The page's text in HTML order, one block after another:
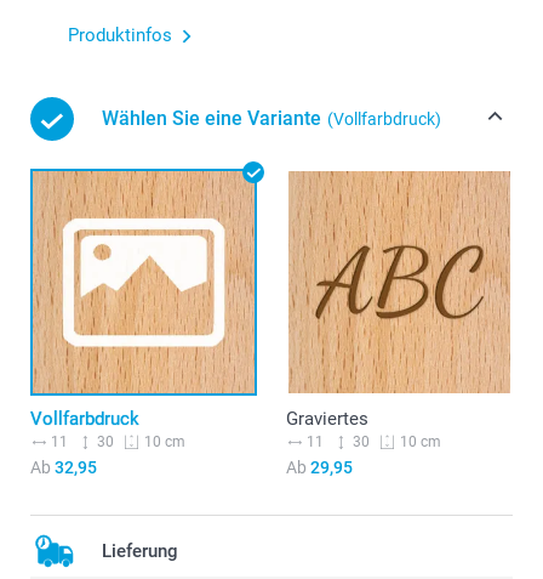
Produktinfos
Wählen Sie eine Variante (Vollfarbdruck)
Vollfarbdruck
11 30 10 cm
Ab 32,95
Graviertes
11 30 10 cm
Ab 29,95
Lieferung